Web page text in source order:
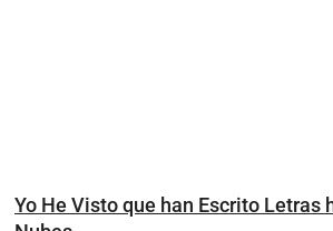
Yo He Visto que han Escrito Letras